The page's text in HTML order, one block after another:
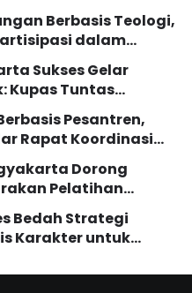
Berbasis Teologi,
dalam
Transformation of
Sukses Gelar
Kupas Tuntas
Beasiswa LPDP
Pesantren,
Rapat Koordinasi
Dorong
Pelatihan
Bedah Strategi
Karakter untuk